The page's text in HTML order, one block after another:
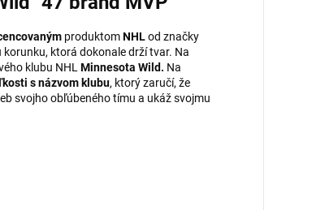
produktomNHLod značky
korunku, ktorá dokonale drží tvar. Na
klubu NHL Minnesota Wild. Na
s názvom klubu, ktorý zaručí, že
svojho obľúbeného tímu a ukáž svojmu